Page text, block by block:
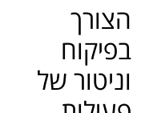
הצורך
בפיקוח
וניטור של